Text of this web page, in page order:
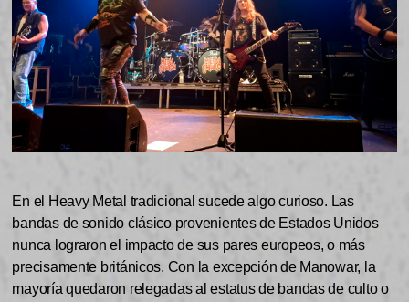
En el Heavy Metal tradicional sucede algo curioso. Las
bandas de sonido clásico provenientes de Estados Unidos
nunca lograron el impacto de sus pares europeos, o más
precisamente británicos. Con la excepción de Manowar, la
mayoría quedaron relegadas al estatus de bandas de culto o